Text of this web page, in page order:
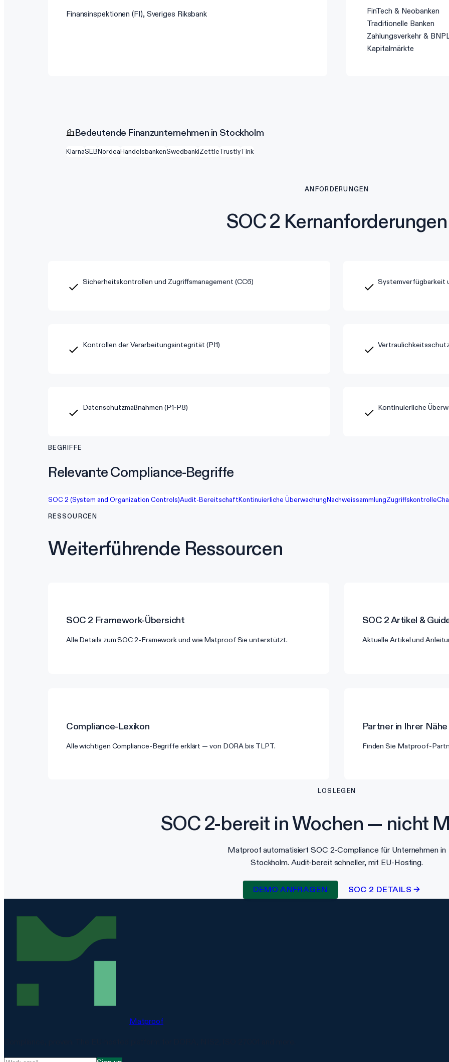
Finansinspektionen (FI), Sveriges Riksbank
FinTech & Neobanken
Traditionelle Banken
Zahlungsverkehr &
Kapitalmärkte
Bedeutende Finanzunternehmen in Stockholm
KlarnaSEBNordeaHandelsbankenSwedbankiZettleTrustlyTink
ANFORDERUNGEN
SOC 2 Kernanforderungen
Sicherheitskontrollen und Zugriffsmanagement (CC6) Systemverfügbarkeit
Kontrollen der Verarbeitungsintegrität (PI1)
Datenschutzmaßnahmen (P1-P8) Kontinuierliche
BEGRIFFE
Relevante Compliance-Begriffe
SOC 2 (System and Organization Controls)Audit-BereitschaftKontinuierliche ÜberwachungNachweissammlungZugriffskontrolle
RESSOURCEN
Weiterführende Ressourcen
SOC 2 Framework-Übersicht
Alle Details zum SOC 2-Framework und wie Matproof Sie unterstützt.
SOC 2Artikel &
Aktuelle Artikel und
Compliance-Lexikon
Alle wichtigen Compliance-Begriffe erklärt — von DORA bis TLPT.
Partner in Ihrer Nähe
Finden Sie Matproof-
LOSLEGEN
SOC 2-bereit in Wochen — nicht
Matproof automatisiert SOC 2-Compliance für Unternehmen in
Stockholm. Audit-bereit schneller, mit EU-Hosting.
DEMO ANFRAGEN SOC 2 DETAILS →
Matproof